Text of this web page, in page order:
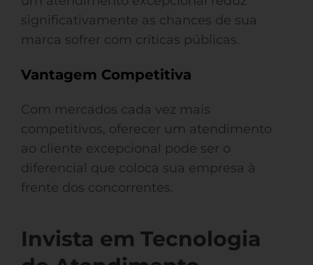
significativamente as chances de sua
marca sofrer com críticas públicas.
Vantagem Competitiva
Com mercados cada vez mais
competitivos, oferecer um atendimento
ao cliente excepcional pode ser o
diferencial que coloca sua empresa à
frente dos concorrentes.
Invista em Tecnologia